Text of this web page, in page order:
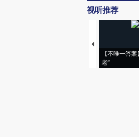
视听推荐
【不唯一答
老”